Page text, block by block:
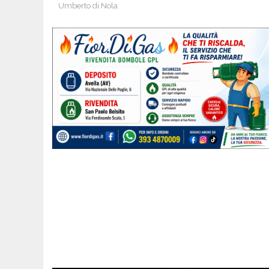
Umberto di Nola.